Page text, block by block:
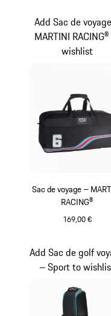
Sac de voyage –
RACING®
169,00 €
Add Sac de
MARTINI
wishlist
Add Sac de golf
– Sport to